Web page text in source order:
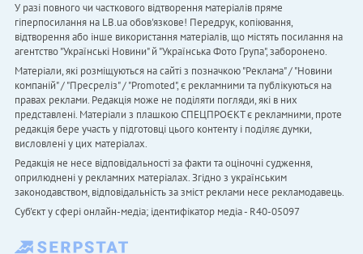
У разі повного чи часткового відтворення матеріалів пряме
гіперпосилання на LB.ua обов'язкове! Передрук, копіювання,
відтворення або інше використання матеріалів, що містять посилання на
агентство "Українськi Новини" й "Українська Фото Група", заборонено.
Матеріали, які розміщуються на сайті з позначкою "Реклама" / "Новини
компаній" / "Пресреліз" / "Promoted", є рекламними та публікуються на
правах реклами. Редакція може не поділяти погляди, які в них
представлені. Матеріали з плашкою СПЕЦПРОЄКТ є рекламними, проте
редакція бере участь у підготовці цього контенту і поділяє думки,
висловлені у цих матеріалах.
Редакція не несе відповідальності за факти та оціночні судження,
оприлюднені у рекламних матеріалах. Згідно з українським
законодавством, відповідальність за зміст реклами несе рекламодавець.
Cуб'єкт у сфері онлайн-медіа; ідентифікатор медіа - R40-05097